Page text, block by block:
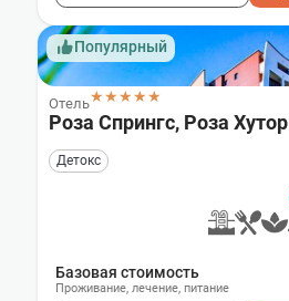
Популярный
Отель★★★★★
Роза Спрингс, Роза Хутор
Детокс
Базовая стоимость
Проживание, лечение, питание